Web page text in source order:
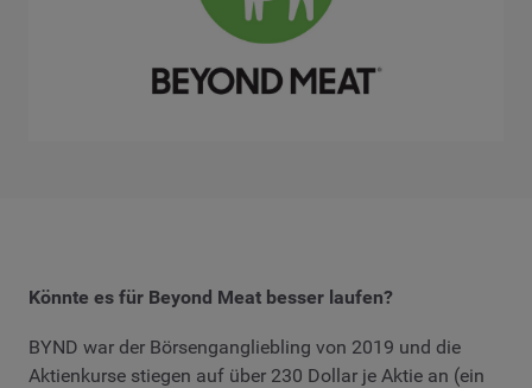
Könnte es für Beyond Meat besser laufen?
BYND war der Börsengangliebling von 2019 und die
Aktienkurse stiegen auf über 230 Dollar je Aktie an (ein